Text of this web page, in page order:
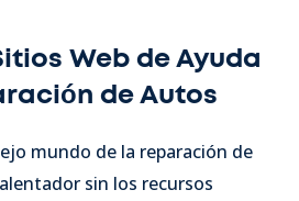
Web de Ayuda
de Autos
mundo de la reparación de
sin los recursos